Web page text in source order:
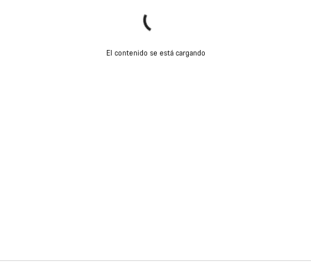
El contenido se está cargando